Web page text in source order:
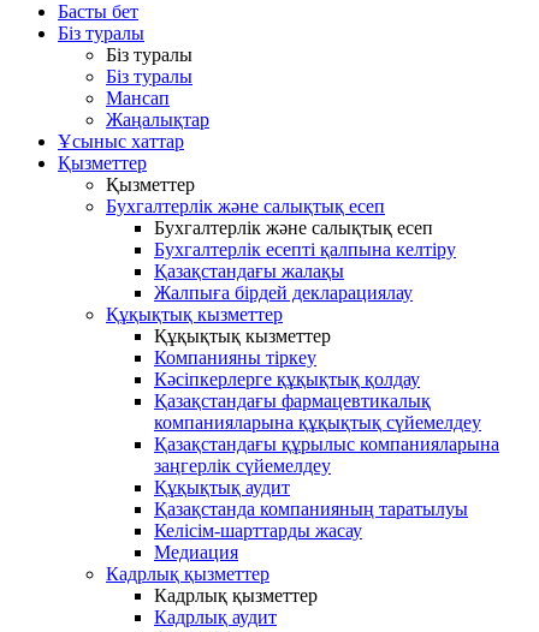
Басты бет
Біз туралы
Біз туралы
Біз туралы
Мансап
Жаңалықтар
Ұсыныс хаттар
Қызметтер
Қызметтер
Бухгалтерлік және салықтық есеп
Бухгалтерлік және салықтық есеп
Бухгалтерлік есепті қалпына келтіру
Қазақстандағы жалақы
Жалпыға бірдей декларациялау
Құқықтық кызметтер
Құқықтық кызметтер
Компанияны тіркеу
Кәсіпкерлерге құқықтық қолдау
Қазақстандағы фармацевтикалық
компанияларына құқықтық сүйемелдеу
Қазақстандағы құрылыс компанияларына
заңгерлік сүйемелдеу
Құқықтық аудит
Қазақстанда компанияның таратылуы
Келісім-шарттарды жасау
Медиация
Кадрлық қызметтер
Кадрлық қызметтер
Кадрлық аудит